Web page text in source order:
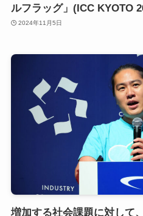
ルフラッグ」(ICC KYOTO
2024年11月5日
増加する社会課題に対して